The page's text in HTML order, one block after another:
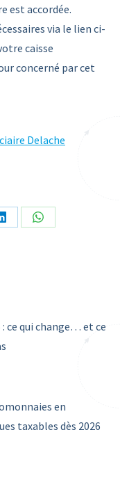
est accordée.
via le lien ci-
caisse
concerné par cet
Delache
Share
Share
: ce qui change… et ce
en
taxables dès 2026